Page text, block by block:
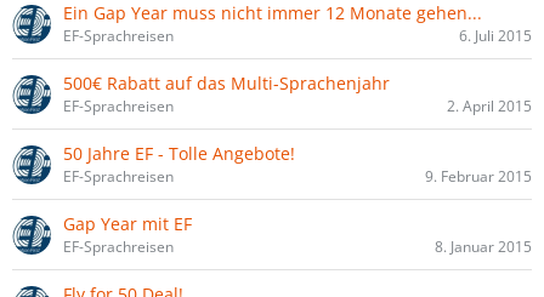
Ein Gap Year muss nicht immer 12 Monate gehen...
EF-Sprachreisen 6. Juli 2015
500€ Rabatt auf das Multi-Sprachenjahr
EF-Sprachreisen 2. April 2015
50 Jahre EF - Tolle Angebote!
EF-Sprachreisen 9. Februar 2015
Gap Year mit EF
EF-Sprachreisen 8. Januar 2015